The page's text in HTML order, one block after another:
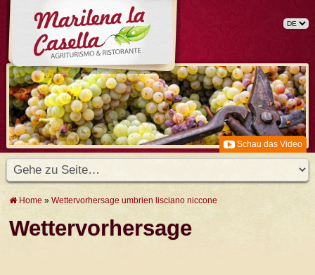
Schau das Video
Home »Wettervorhersage umbrien lisciano niccone
Wettervorhersage